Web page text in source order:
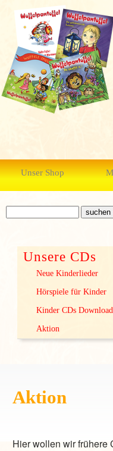
Unser Shop
Unsere CDs
Neue Kinderlieder
Hörspiele für Kinder
Kinder CDs Download
Aktion
Aktion
Hier wollen wir frühere